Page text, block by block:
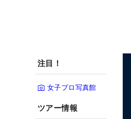
注目！
女子プロ写真館
ツアー情報